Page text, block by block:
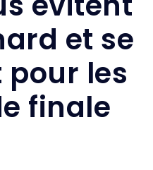
et se
les
finale